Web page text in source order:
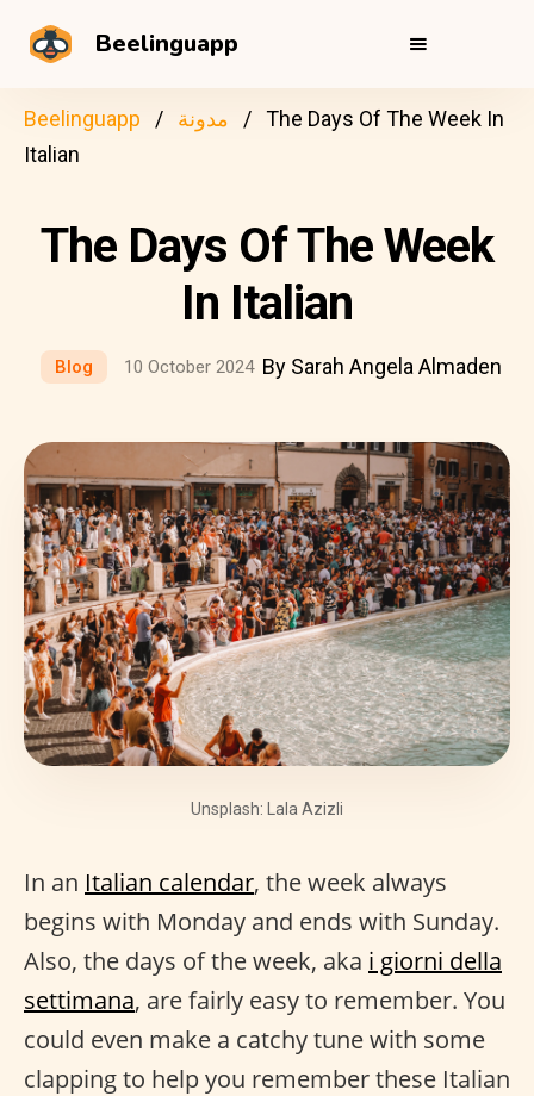
Beelinguapp
Beelinguapp مدونة
The Days Of The Week In
Italian
The Days Of The Week
In Italian
Blog 10 October 2024 By Sarah Angela Almaden
Unsplash: Lala Azizli
In an Italian calendar, the week always
begins with Monday and ends with Sunday.
Also, the days of the week, aka i giorni della
settimana, are fairly easy to remember. You
could even make a catchy tune with some
clapping to help you remember these Italian